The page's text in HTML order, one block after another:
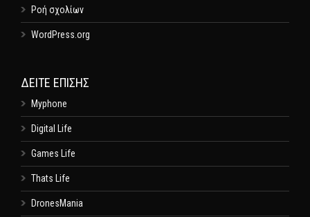
Ροή σχολίων
WordPress.org
ΔΕΊΤΕ ΕΠΊΣΗΣ
Myphone
Digital Life
Games Life
Thats Life
DronesMania